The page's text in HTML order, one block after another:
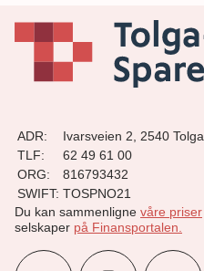
ADR:
Ivarsveien 2, 2540 Tolga
TLF:
62 49 61 00
ORG:
816793432
SWIFT: TOSPNO21
Du kan sammenligne våre priser
selskaper på Finansportalen